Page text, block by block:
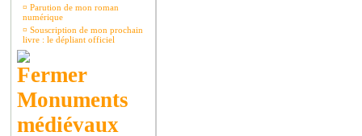
¤ Parution de mon roman
numérique
¤ Souscription de mon prochain
livre : le dépliant officiel
Monuments
médiévaux